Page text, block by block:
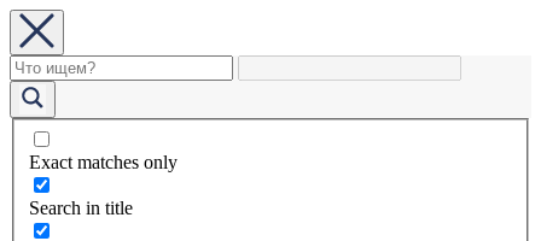
Exact matches only
Search in title